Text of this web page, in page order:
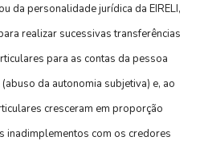
da personalidade jurídica da EIRELI,
realizar sucessivas transferências
para as contas da pessoa
da autonomia subjetiva) e, ao
cresceram em proporção
inadimplementos com os credores